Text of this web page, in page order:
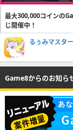
最大300,000コインの
じ開催中！
るぅみマスター
Game8からのお知ら